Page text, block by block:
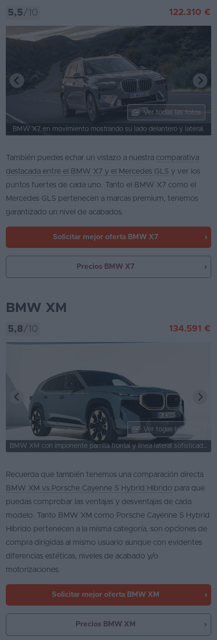
5,5/10 122.310 €
Ver todas las fotos
BMW X7 en movimiento mostrando su lado delantero y lateral.
También puedes echar un vistazo a nuestra comparativa
destacada entre el BMW X7 y el Mercedes GLS y ver los
puntos fuertes de cada uno. Tanto el BMW X7 como el
Mercedes GLS pertenecen a marcas premium, tenemos
garantizado un nivel de acabados.
Solicitar mejor oferta BMW X7
Precios BMW X7
BMW XM
5,8/10 134.591 €
Ver todas las fotos
Recuerda que también tenemos una comparación directa
BMW XM vs Porsche Cayenne S Hybrid Híbrido para que
puedas comprobar las ventajas y desventajas de cada
modelo. Tanto BMW XM como Porsche Cayenne S Hybrid
Híbrido pertenecen a la misma categoría, son opciones de
compra dirigidas al mismo usuario aunque con evidentes
diferencias estéticas, niveles de acabado y/o
motorizaciones.
Solicitar mejor oferta BMW XM
Precios BMW XM